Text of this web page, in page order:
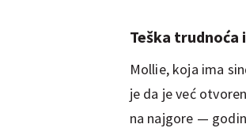
Teška trudnoća
Mollie, koja ima
je da je već
na najgore —